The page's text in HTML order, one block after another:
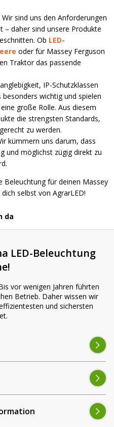
Wir sind uns den Anforderungen
– daher sind unsere Produkte
Ob LED-
oder für Massey Ferguson
Traktor das passende
IP-Schutzklassen
wichtig und spielen
große Rolle. Aus diesem
die strengsten Standards,
zu werden.
kümmern uns darum, dass
und möglichst zügig direkt zu
Beleuchtung für deinen Massey
selbst von AgrarLED!
da
LED-Beleuchtung
vor wenigen Jahren führten
Betrieb. Daher wissen wir
und sichersten